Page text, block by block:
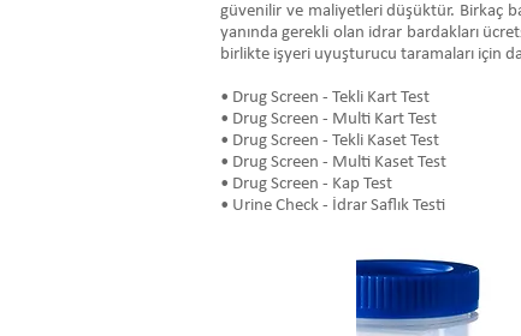
güvenilir ve maliyetleri düşüktür. Birkaç
yanında gerekli olan idrar bardakları
birlikte işyeri uyuşturucu taramaları için
• Drug Screen - Tekli Kart Test
• Drug Screen - Multi Kart Test
• Drug Screen - Tekli Kaset Test
• Drug Screen - Multi Kaset Test
• Drug Screen - Kap Test
• Urine Check - İdrar Saflık Testi